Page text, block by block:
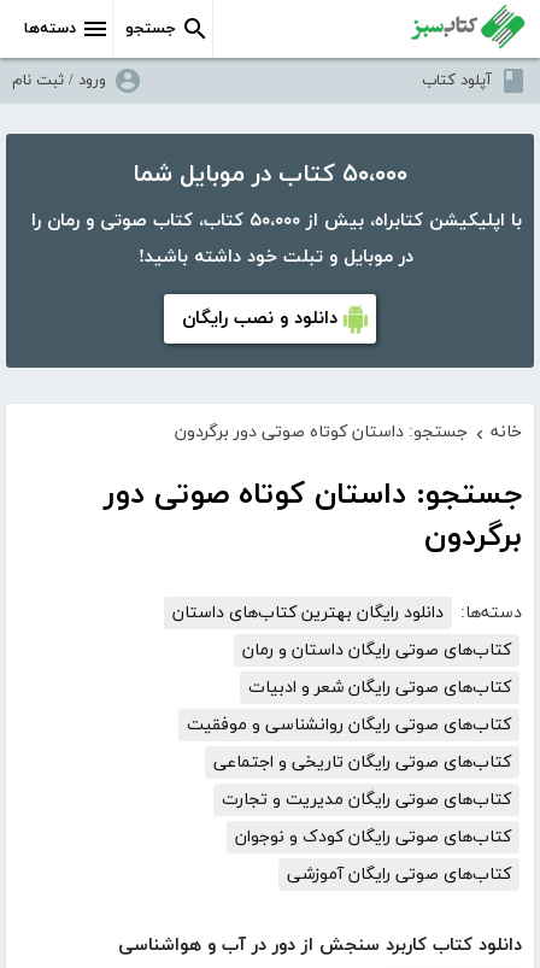
دسته‌ها جستجو
آپلود کتاب ورود / ثبت نام
۵۰،۰۰۰ کتاب در موبایل شما
با اپلیکیشن کتابراه، بیش از ۵۰،۰۰۰ کتاب، کتاب صوتی و رمان را
در موبایل و تبلت خود داشته باشید!
دانلود و نصب رایگان
خانه › جستجو: داستان کوتاه صوتی دور برگردون
جستجو: داستان کوتاه صوتی دور
برگردون
دسته‌ها:
دانلود رایگان بهترین کتاب‌های داستان
کتاب‌های صوتی رایگان داستان و رمان
کتاب‌های صوتی رایگان شعر و ادبیات
کتاب‌های صوتی رایگان روانشناسی و موفقیت
کتاب‌های صوتی رایگان تاریخی و اجتماعی
کتاب‌های صوتی رایگان مدیریت و تجارت
کتاب‌های صوتی رایگان کودک و نوجوان
کتاب‌های صوتی رایگان آموزشی
دانلود کتاب کاربرد سنجش از دور در آب و هواشناسی